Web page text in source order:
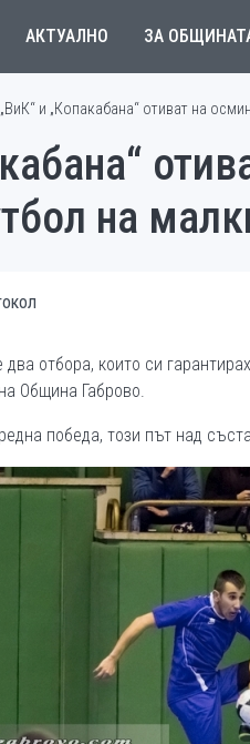
АКТУАЛНО ЗА
„ВиК“ и „Копакабана“ отиват на
на
два отбора, които си
Община Габрово.
победа, този път над